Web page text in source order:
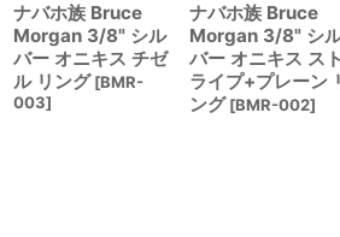
ナバホ族 Bruce
Morgan 3/8" シル
バー オニキス チゼ
ル リング [BMR-
003]
ナバホ族 Bruce
Morgan 3/8" シ
バー オニキス スト
ライプ+プレーン
ング [BMR-002]